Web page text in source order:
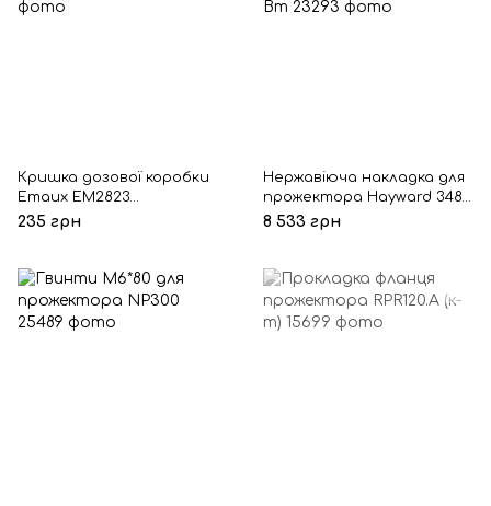
Кришка дозової коробки
Emaux EM2823
(1014086/01051145)
235 грн
Нержавіюча накладка для
прожектора Hayward 3481
Design 300 Вт
8 533 грн